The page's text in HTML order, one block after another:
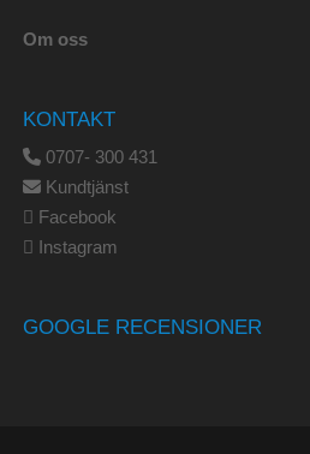
Om oss
KONTAKT
0707- 300 431
Kundtjänst
Facebook
Instagram
GOOGLE RECENSIONER